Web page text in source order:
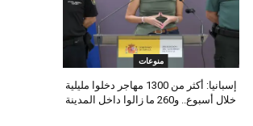
منوعات
إسبانيا: أكثر من 1300 مهاجر دخلوا مليلية
خلال أسبوع.. و260 ما زالوا داخل المدينة